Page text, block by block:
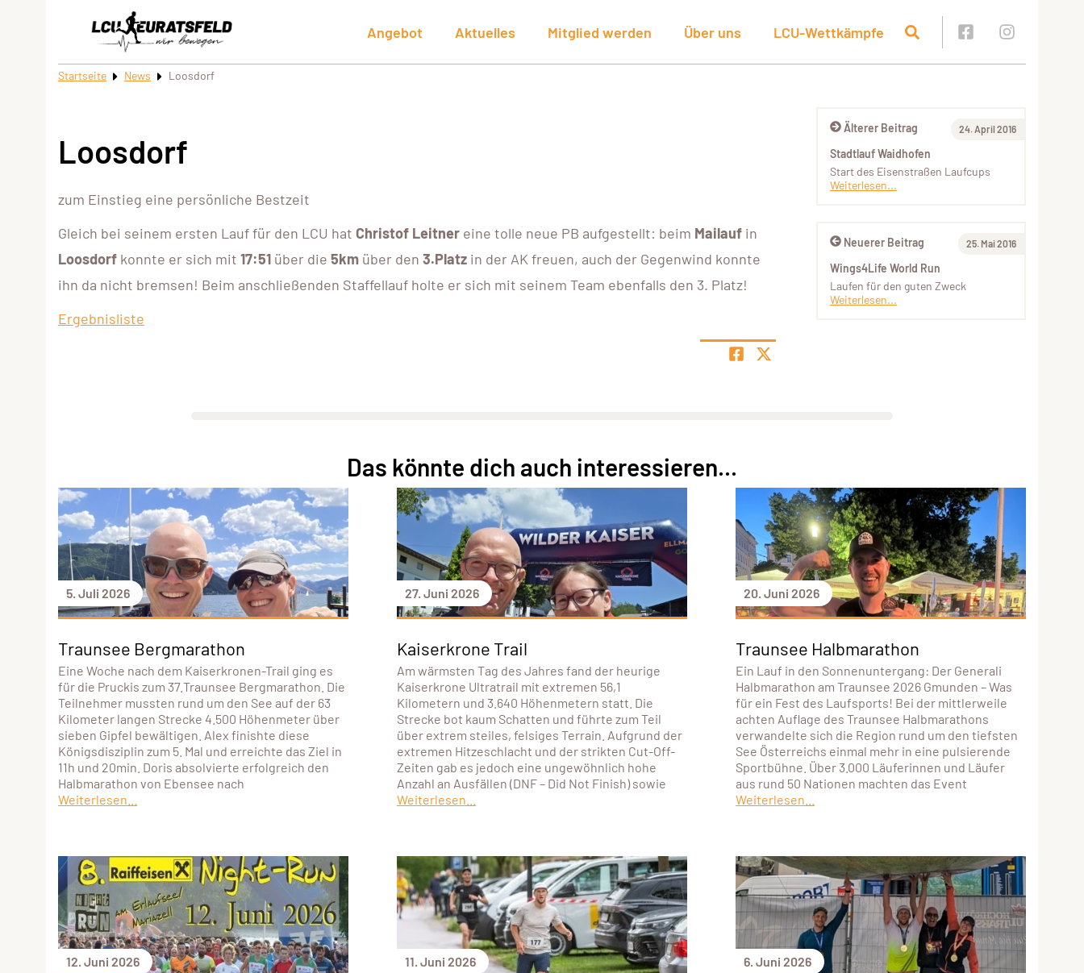
Angebot Aktuelles Mitglied werden Über uns LCU-Wettkämpfe
Startseite News Loosdorf
Loosdorf
zum Einstieg eine persönliche Bestzeit
Gleich bei seinem ersten Lauf für den LCU hat Christof Leitner eine tolle neue PB aufgestellt: beim Mailauf in
Loosdorf konnte er sich mit 17:51 über die 5km über den 3.Platz in der AK freuen, auch der Gegenwind konnte
ihn da nicht bremsen! Beim anschließenden Staffellauf holte er sich mit seinem Team ebenfalls den 3. Platz!
Ergebnisliste
Älterer Beitrag 24. April 2016
Stadtlauf Waidhofen
Start des Eisenstraßen Laufcups
Weiterlesen...
Neuerer Beitrag 25. Mai 2016
Wings4Life World Run
Laufen für den guten Zweck
Weiterlesen...
Das könnte dich auch interessieren...
5. Juli 2026
Traunsee Bergmarathon
Eine Woche nach dem Kaiserkronen-Trail ging es
für die Pruckis zum 37.Traunsee Bergmarathon. Die
Teilnehmer mussten rund um den See auf der 63
Kilometer langen Strecke 4.500 Höhenmeter über
sieben Gipfel bewältigen. Alex finishte diese
Königsdisziplin zum 5. Mal und erreichte das Ziel in
11h und 20min. Doris absolvierte erfolgreich den
Halbmarathon von Ebensee nach
Weiterlesen...
27. Juni 2026
Kaiserkrone Trail
Am wärmsten Tag des Jahres fand der heurige
Kaiserkrone Ultratrail mit extremen 56,1
Kilometern und 3.640 Höhenmetern statt. Die
Strecke bot kaum Schatten und führte zum Teil
über extrem steiles, felsiges Terrain. Aufgrund der
extremen Hitzeschlacht und der strikten Cut-Off-
Zeiten gab es jedoch eine ungewöhnlich hohe
Anzahl an Ausfällen (DNF – Did Not Finish) sowie
Weiterlesen...
20. Juni 2026
Traunsee Halbmarathon
Ein Lauf in den Sonnenuntergang: Der Generali
Halbmarathon am Traunsee 2026 Gmunden – Was
für ein Fest des Laufsports! Bei der mittlerweile
achten Auflage des Traunsee Halbmarathons
verwandelte sich die Region rund um den tiefsten
See Österreichs einmal mehr in eine pulsierende
Sportbühne. Über 3.000 Läuferinnen und Läufer
aus rund 50 Nationen machten das Event
Weiterlesen...
12. Juni 2026 11. Juni 2026 6. Juni 2026